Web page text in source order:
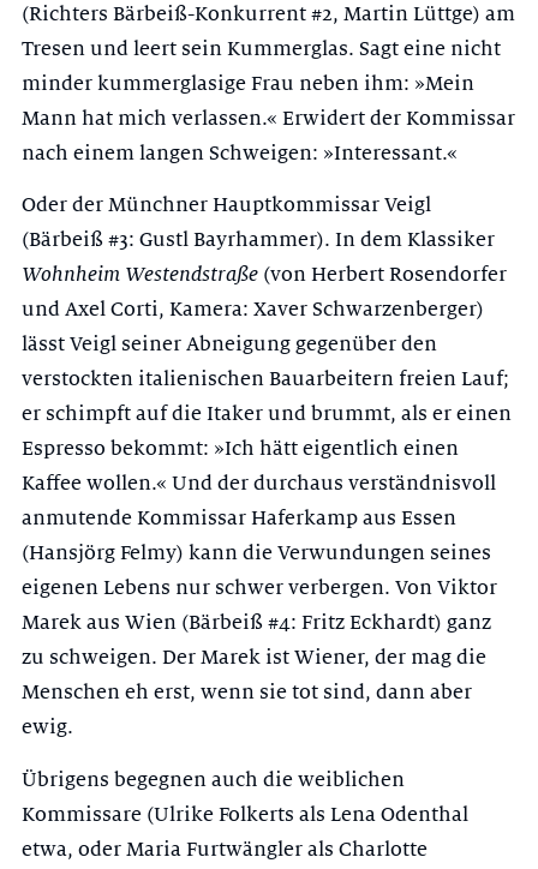
(Richters Bärbeiß-Konkurrent #2, Martin Lüttge) am
Tresen und leert sein Kummerglas. Sagt eine nicht
minder kummerglasige Frau neben ihm: »Mein
Mann hat mich verlassen.« Erwidert der Kommissar
nach einem langen Schweigen: »Interessant.«
Oder der Münchner Hauptkommissar Veigl
(Bärbeiß #3: Gustl Bayrhammer). In dem Klassiker
Wohnheim Westendstraße (von Herbert Rosendorfer
und Axel Corti, Kamera: Xaver Schwarzenberger)
lässt Veigl seiner Abneigung gegenüber den
verstockten italienischen Bauarbeitern freien Lauf;
er schimpft auf die Itaker und brummt, als er einen
Espresso bekommt: »Ich hätt eigentlich einen
Kaffee wollen.« Und der durchaus verständnisvoll
anmutende Kommissar Haferkamp aus Essen
(Hansjörg Felmy) kann die Verwundungen seines
eigenen Lebens nur schwer verbergen. Von Viktor
Marek aus Wien (Bärbeiß #4: Fritz Eckhardt) ganz
zu schweigen. Der Marek ist Wiener, der mag die
Menschen eh erst, wenn sie tot sind, dann aber
ewig.
Übrigens begegnen auch die weiblichen
Kommissare (Ulrike Folkerts als Lena Odenthal
etwa, oder Maria Furtwängler als Charlotte